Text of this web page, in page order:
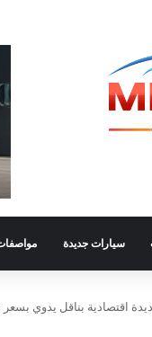
سيارات جديدة
اقتصادية بناقل يدوي